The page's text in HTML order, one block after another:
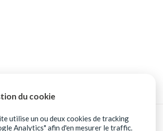
du cookie
utilise un ou deux cookies de tracking
Analytics" afin d'en mesurer le traffic.